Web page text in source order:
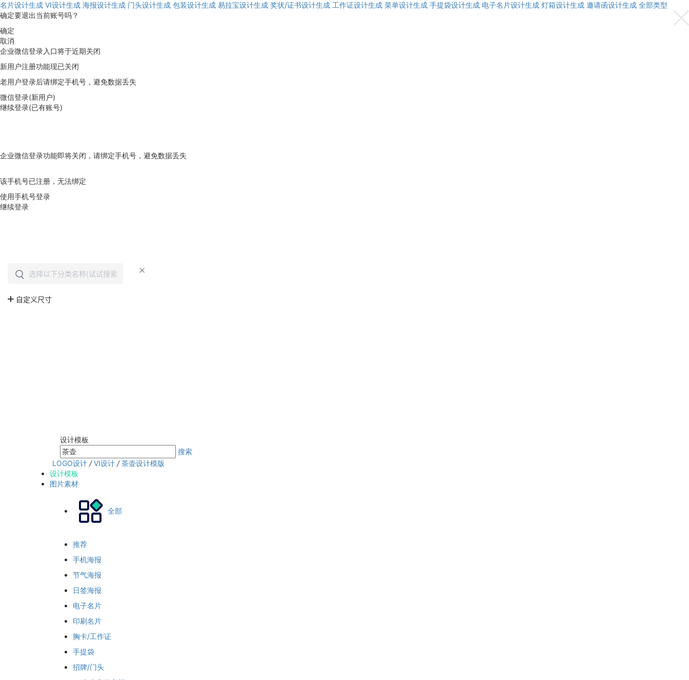
名片设计生成 VI设计生成 海报设计生成 门头设计生成 包装设计生成 易拉宝设计生成 奖状/证书设计生成 工作证设计生成 菜单设计生成 手提袋设计生成 电子名片设计生成 灯箱设计生成 邀请函设计生成 全部类型
确定要退出当前账号吗？
确定
取消
企业微信登录入口将于近期关闭
新用户注册功能现已关闭
老用户登录后请绑定手机号，避免数据丢失
微信登录(新用户)
继续登录(已有账号)
企业微信登录功能即将关闭，请绑定手机号，避免数据丢失
该手机号已注册，无法绑定
使用手机号登录
继续登录
设计模板
搜索
LOGO设计 / VI设计 / 茶壶设计模版
设计模板
图片素材
全部
推荐
手机海报
节气海报
日签海报
电子名片
印刷名片
胸卡/工作证
手提袋
招牌/门头